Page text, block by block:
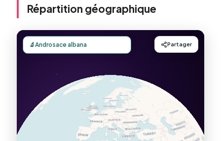
Répartition géographique